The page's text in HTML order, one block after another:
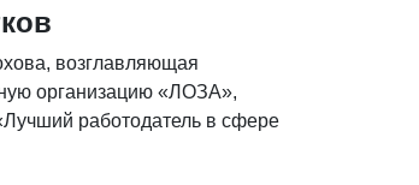
возглавляющая
организацию «ЛОЗА»,
работодатель в сфере